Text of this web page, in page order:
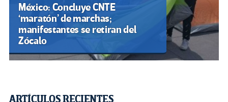
México: Concluye CNTE
‘maratón’ de marchas;
manifestantes se retiran del
Zócalo
ARTÍCULOS RECIENTES